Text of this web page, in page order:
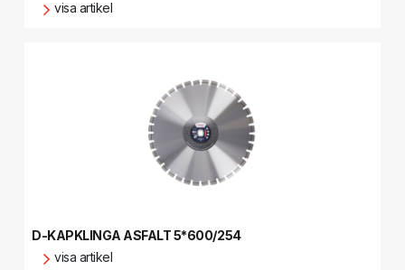
visa artikel
D-KAPKLINGA ASFALT 5*600/254
visa artikel